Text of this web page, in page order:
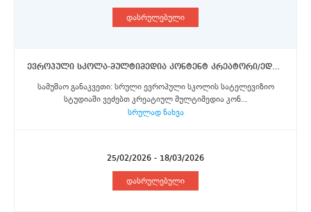
დასრულებული
ევროპული სკოლა-მულტიმედია კონტენტ კრეატორი/ედითორი
სამუშაო განაკვეთი: სრული ევროპული სკოლის სატელევიზიო
სტუდიაში ვეძებთ კრეატიულ მულტიმედია კონ...
სრულად ნახვა
25/02/2026 - 18/03/2026
დასრულებული